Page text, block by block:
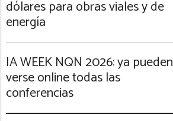
dólares para obras viales y de
energía
IA WEEK NQN 2026: ya pueden
verse online todas las
conferencias